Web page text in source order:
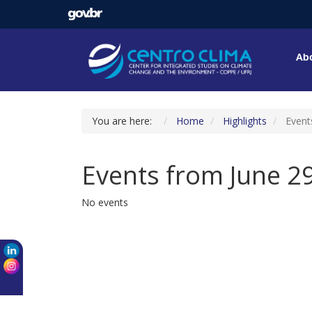
You are here: Home Highlights
Events from June
No events